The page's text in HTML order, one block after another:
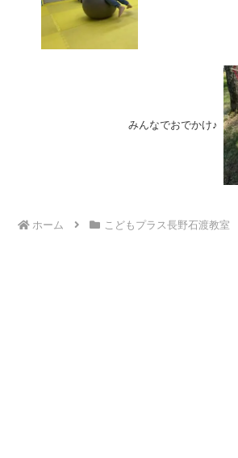
みんなでおでかけ♪
ホーム こどもプラス長野石渡教室